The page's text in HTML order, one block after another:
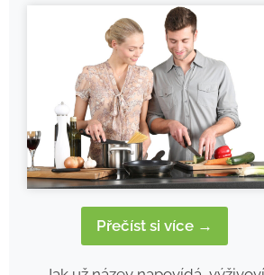
Přečíst si více →